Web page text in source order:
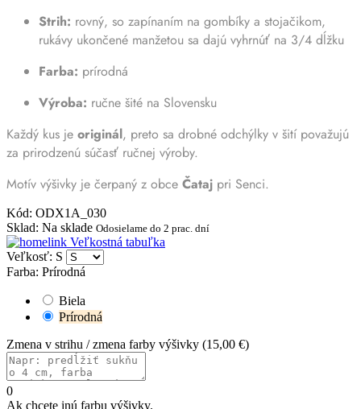
Strih: rovný, so zapínaním na gombíky a stojačikom,
rukávy ukončené manžetou sa dajú vyhrnúť na 3/4 dĺžku
Farba: prírodná
Výroba: ručne šité na Slovensku
Každý kus je originál, preto sa drobné odchýlky v šití považujú
za prirodzenú súčasť ručnej výroby.
Motív výšivky je čerpaný z obce Čataj pri Senci.
Kód: ODX1A_030
Sklad: Na sklade Odosielame do 2 prac. dní
Veľkostná tabuľka
Veľkosť: S
Farba: Prírodná
Biela
Prírodná
Zmena v strihu / zmena farby výšivky (15,00 €)
0
Ak chcete inú farbu výšivky.